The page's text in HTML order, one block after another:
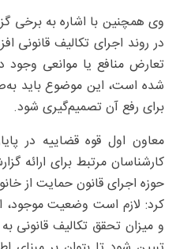
وی همچنین با اشاره به برخی
در روند اجرای تکالیف قانونی
تعارض منافع یا موانعی وجود
شده است، این موضوع باید
برای رفع آن تصمیم‌گیری شود.
معاون اول قوه قضاییه در
کارشناسان مرتبط برای ارائه
حوزه اجرای قانون حمایت از
کرد: لازم است وضعیت موجود،
و میزان تحقق تکالیف